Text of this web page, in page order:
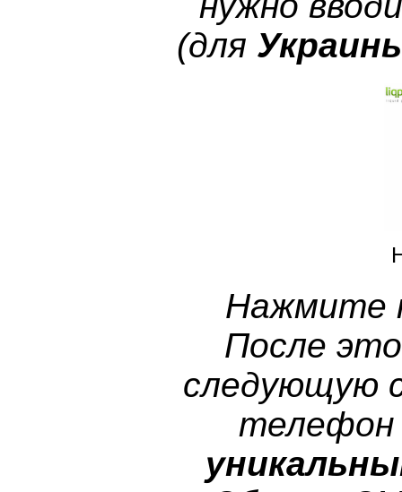
(для
Нажмите
После
следующую
телефон